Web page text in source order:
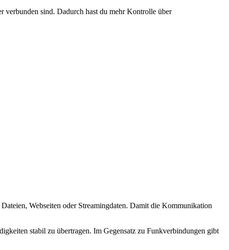
verbunden sind. Dadurch hast du mehr Kontrolle über
Webseiten oder Streamingdaten. Damit die Kommunikation
stabil zu übertragen. Im Gegensatz zu Funkverbindungen gibt